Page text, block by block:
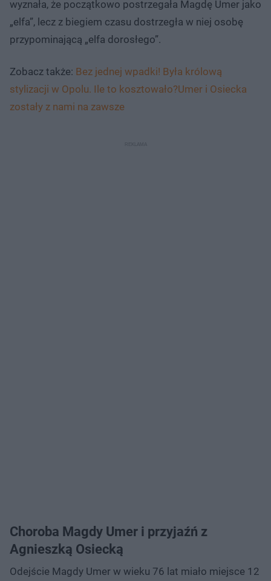
wyznała, że początkowo postrzegała Magdę Umer jako
„elfa”, lecz z biegiem czasu dostrzegła w niej osobę
przypominającą „elfa dorosłego”.
Zobacz także: Bez jednej wpadki! Była królową
stylizacji w Opolu. Ile to kosztowało?Umer i Osiecka
zostały z nami na zawsze
Choroba Magdy Umer i przyjaźń z
Agnieszką Osiecką
Odejście Magdy Umer w wieku 76 lat miało miejsce 12